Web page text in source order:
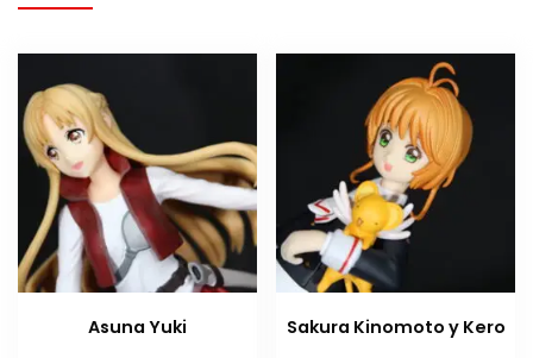
Asuna Yuki
Sakura Kinomoto y Kero